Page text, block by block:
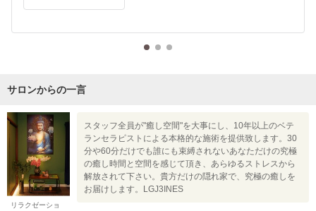
サロンからの一言
リラクゼーショ
スタッフ全員が"癒し空間"を大事にし、10年以上のベテ
ランセラピストによる本格的な施術を提供致します。30
分や60分だけでも誰にも束縛されないあなただけの究極
の癒し時間と空間を感じて頂き、あらゆるストレスから
解放されて下さい。貴方だけの隠れ家で、究極の癒しを
お届けします。LGJ3INES